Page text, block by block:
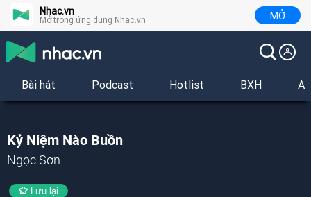
Nhac.vn
Mở trong ứng dụng Nhac.vn MỞ
Bài hát Podcast Hotlist BXH
Kỷ Niệm Nào Buồn
Ngọc Sơn
Lưu lại